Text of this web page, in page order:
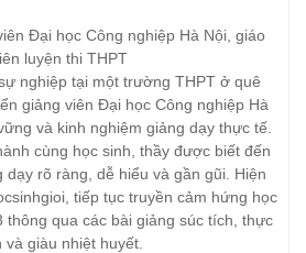
Đại học Công nghiệp Hà Nội, giáo
luyện thi THPT
nghiệp tại một trường THPT ở quê
giảng viên Đại học Công nghiệp Hà
và kinh nghiệm giảng dạy thực tế.
cùng học sinh, thầy được biết đến
dạy rõ ràng, dễ hiểu và gần gũi. Hiện
tiếp tục truyền cảm hứng học
thông qua các bài giảng súc tích, thực
và giàu nhiệt huyết.